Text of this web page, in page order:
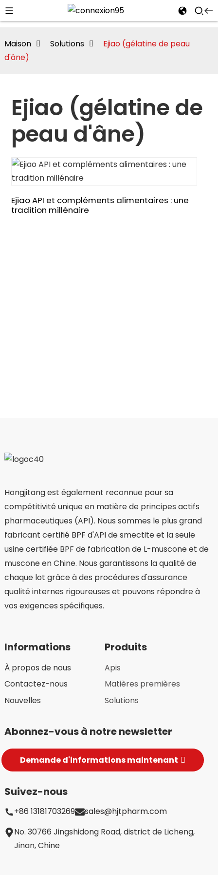
Montmorillonite
Maison Solutions
Ejiao (gélatine de peau
d'âne)
Ejiao (gélatine de
peau d'âne)
Ejiao API et compléments alimentaires : une
tradition millénaire
Hongjitang est également reconnue pour sa
compétitivité unique en matière de principes actifs
pharmaceutiques (API). Nous sommes le plus grand
fabricant certifié BPF d'API de smectite et la seule
usine certifiée BPF de fabrication de L-muscone et de
muscone en Chine. Nous garantissons la qualité de
chaque lot grâce à des procédures d'assurance
qualité internes rigoureuses et pouvons répondre à
vos exigences spécifiques.
Informations
À propos de nous
Contactez-nous
Nouvelles
Produits
Apis
Matières premières
Solutions
Abonnez-vous à notre newsletter
Demande d'informations maintenant
Suivez-nous
+86 13181703269
sales@hjtpharm.com
No. 30766 Jingshidong Road, district de Licheng,
Jinan, Chine